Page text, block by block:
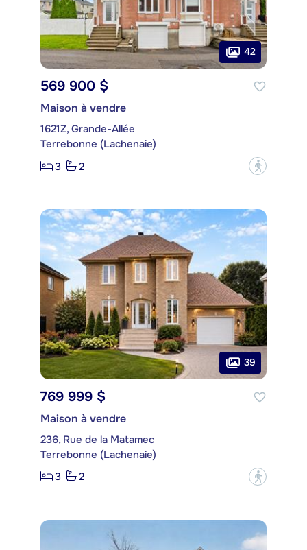
42
569 900 $
Maison à vendre
1621Z, Grande-Allée
Terrebonne (Lachenaie)
3
2 ?
39
769 999 $
Maison à vendre
236, Rue de la Matamec
Terrebonne (Lachenaie)
3
2 ?